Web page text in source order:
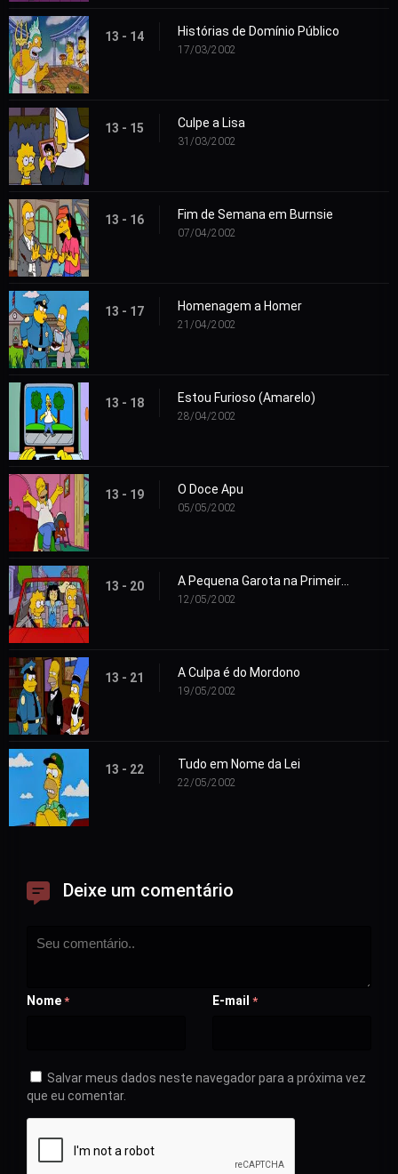
13 - 14 Histórias de Domínio Público
17/03/2002
13 - 15 Culpe a Lisa
31/03/2002
13 - 16 Fim de Semana em Burnsie
07/04/2002
13 - 17 Homenagem a Homer
21/04/2002
13 - 18 Estou Furioso (Amarelo)
28/04/2002
13 - 19 O Doce Apu
05/05/2002
13 - 20
12/05/2002
13 - 21 A Culpa é do Mordono
19/05/2002
13 - 22 Tudo em Nome da Lei
22/05/2002
Deixe um comentário
Nome * E-mail *
Salvar meus dados neste navegador para a próxima vez
que eu comentar.